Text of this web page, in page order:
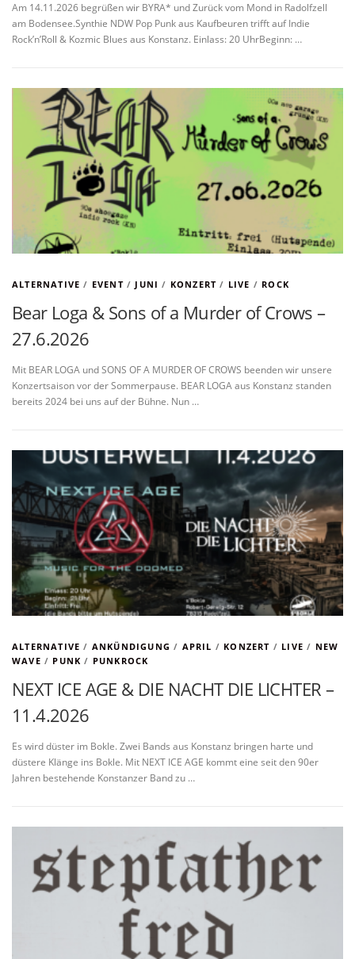
Am 14.11.2026 begrüßen wir BYRA* und Zurück vom Mond in Radolfzell
am Bodensee.Synthie NDW Pop Punk aus Kaufbeuren trifft auf Indie
Rock’n’Roll & Kozmic Blues aus Konstanz. Einlass: 20 UhrBeginn: …
ALTERNATIVE / EVENT/ JUNI / KONZERT / LIVE / ROCK
Bear Loga & Sons of a Murder of Crows –
27.6.2026
Mit BEAR LOGA und SONS OF A MURDER OF CROWS beenden wir unsere
Konzertsaison vor der Sommerpause. BEAR LOGA aus Konstanz standen
bereits 2024 bei uns auf der Bühne. Nun …
ALTERNATIVE / ANKÜNDIGUNG / APRIL / KONZERT / LIVE / NEW
WAVE / PUNK / PUNKROCK
NEXT ICE AGE & DIE NACHT DIE LICHTER –
11.4.2026
Es wird düster im Bokle. Zwei Bands aus Konstanz bringen harte und
düstere Klänge ins Bokle. Mit NEXT ICE AGE kommt eine seit den 90er
Jahren bestehende Konstanzer Band zu …